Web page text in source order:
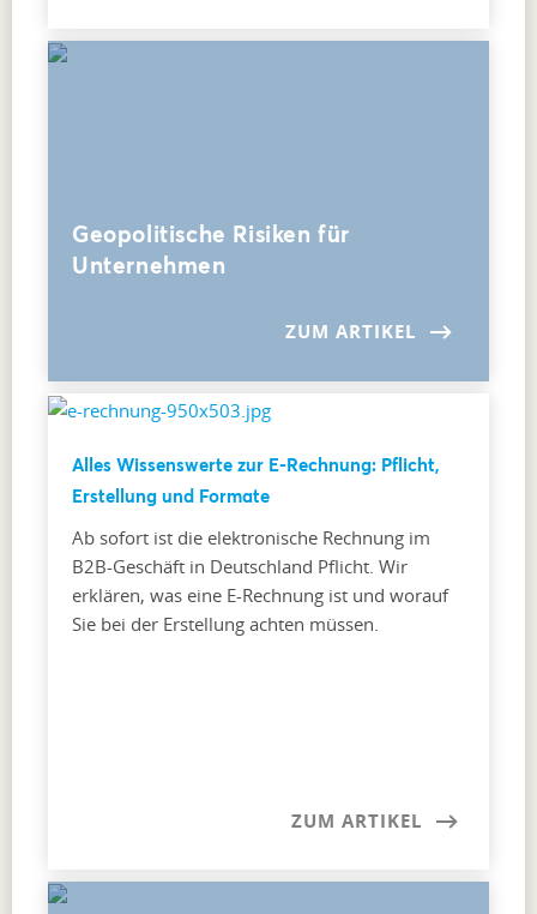
Geopolitische Risiken für
Unternehmen
ZUM ARTIKEL
Alles Wissenswerte zur E-Rechnung: Pflicht,
Erstellung und Formate
Ab sofort ist die elektronische Rechnung im
B2B-Geschäft in Deutschland Pflicht. Wir
erklären, was eine E-Rechnung ist und worauf
Sie bei der Erstellung achten müssen.
ZUM ARTIKEL